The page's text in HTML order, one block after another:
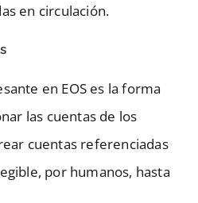
en circulación.
en EOS es la forma
las cuentas de los
cuentas referenciadas
por humanos, hasta